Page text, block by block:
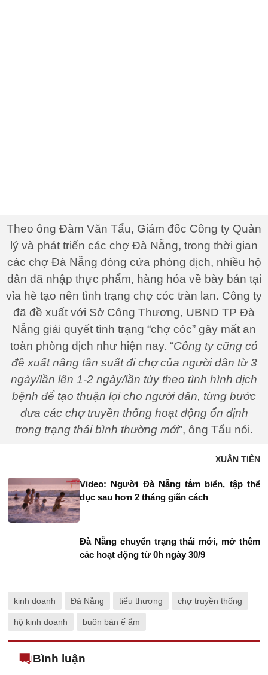
Theo ông Đàm Văn Tẩu, Giám đốc Công ty Quản
lý và phát triển các chợ Đà Nẵng, trong thời gian
các chợ Đà Nẵng đóng cửa phòng dịch, nhiều hộ
dân đã nhập thực phẩm, hàng hóa về bày bán tại
vỉa hè tạo nên tình trạng chợ cóc tràn lan. Công ty
đã đề xuất với Sở Công Thương, UBND TP Đà
Nẵng giải quyết tình trạng “chợ cóc” gây mất an
toàn phòng dịch như hiện nay. “Công ty cũng có
đề xuất nâng tần suất đi chợ của người dân từ 3
ngày/lần lên 1-2 ngày/lần tùy theo tình hình dịch
bệnh để tạo thuận lợi cho người dân, từng bước
đưa các chợ truyền thống hoạt động ổn định
trong trạng thái bình thường mới”, ông Tẩu nói.
XUÂN TIẾN
Video: Người Đà Nẵng tắm biển, tập thể
dục sau hơn 2 tháng giãn cách
Đà Nẵng chuyển trạng thái mới, mở thêm
các hoạt động từ 0h ngày 30/9
kinh doanh Đà Nẵng tiểu thương chợ truyền thống
hộ kinh doanh buôn bán ế ẩm
Bình luận